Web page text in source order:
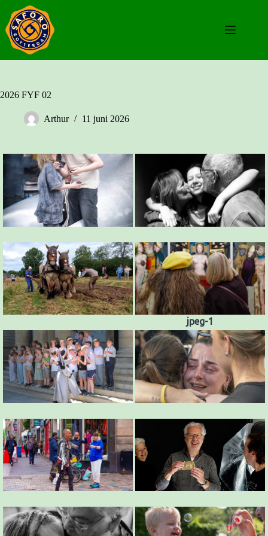
naar
de
inhoud
2026 FYF 02
Arthur 11 juni 2026
jpeg-1